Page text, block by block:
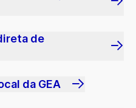
de
da GEA